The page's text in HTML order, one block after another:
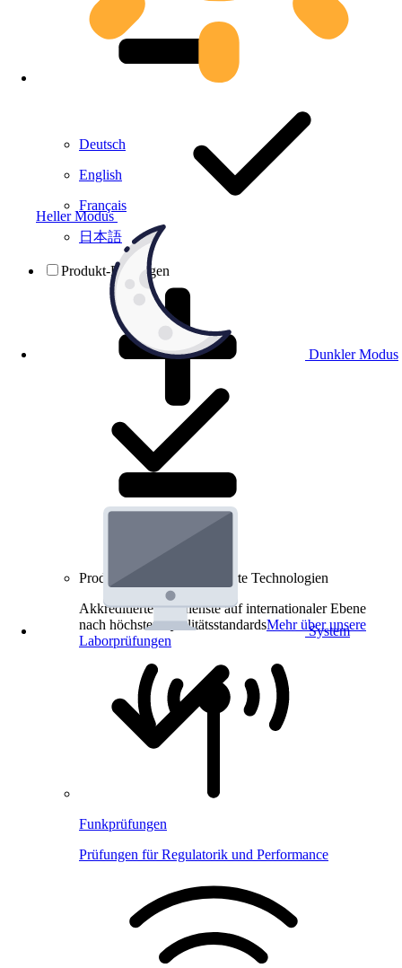
Heller Modus
Dunkler Modus
System
Deutsch
English
Français
日本語
Produkt-Prüfungen
Produkt-Prüfungen für smarte Technologien
Akkreditierte Prüfdienste auf internationaler Ebene
nach höchsten QualitätsstandardsMehr über unsere
Laborprüfungen
Funkprüfungen
Prüfungen für Regulatorik und Performance